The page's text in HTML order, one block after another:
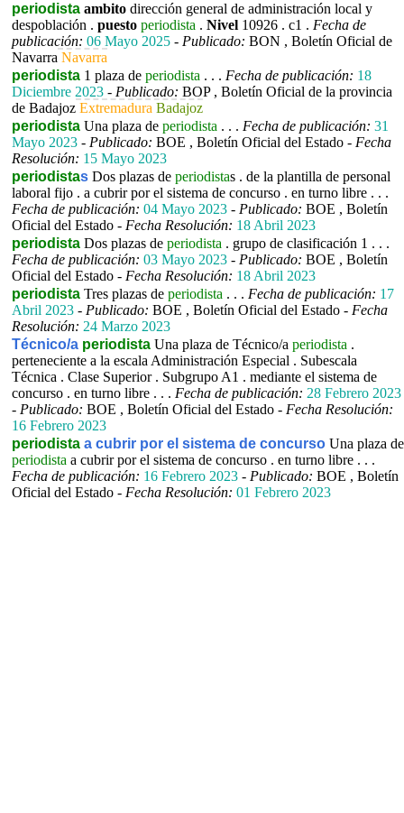
periodista ambito dirección general de administración local y
despoblación . puesto periodista . Nivel 10926 . c1 . Fecha de
publicación: 06 Mayo 2025 - Publicado: BON , Boletín Oficial de
Navarra Navarra
periodista 1 plaza de periodista . . . Fecha de publicación: 18
Diciembre 2023 - Publicado: BOP , Boletín Oficial de la provincia
de Badajoz Extremadura Badajoz
periodista Una plaza de periodista . . . Fecha de publicación: 31
Mayo 2023 - Publicado: BOE , Boletín Oficial del Estado - Fecha
Resolución: 15 Mayo 2023
periodistas Dos plazas de periodistas . de la plantilla de personal
laboral fijo . a cubrir por el sistema de concurso . en turno libre . . .
Fecha de publicación: 04 Mayo 2023 - Publicado: BOE , Boletín
Oficial del Estado - Fecha Resolución: 18 Abril 2023
periodista Dos plazas de periodista . grupo de clasificación 1 . . .
Fecha de publicación: 03 Mayo 2023 - Publicado: BOE , Boletín
Oficial del Estado - Fecha Resolución: 18 Abril 2023
periodista Tres plazas de periodista . . . Fecha de publicación: 17
Abril 2023 - Publicado: BOE , Boletín Oficial del Estado - Fecha
Resolución: 24 Marzo 2023
Técnico/a periodista Una plaza de Técnico/a periodista .
perteneciente a la escala Administración Especial . Subescala
Técnica . Clase Superior . Subgrupo A1 . mediante el sistema de
concurso . en turno libre . . . Fecha de publicación: 28 Febrero 2023
- Publicado: BOE , Boletín Oficial del Estado - Fecha Resolución:
16 Febrero 2023
periodista a cubrir por el sistema de concurso Una plaza de
periodista a cubrir por el sistema de concurso . en turno libre . . .
Fecha de publicación: 16 Febrero 2023 - Publicado: BOE , Boletín
Oficial del Estado - Fecha Resolución: 01 Febrero 2023